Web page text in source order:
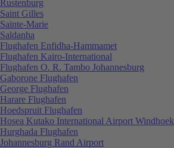
Rustenburg
Saint Gilles
Sainte-Marie
Saldanha
Flughafen Enfidha-Hammamet
Flughafen Kairo-International
Flughafen O. R. Tambo Johannesburg
Gaborone Flughafen
George Flughafen
Harare Flughafen
Hoedspruit Flughafen
Hosea Kutako International Airport Windhoek
Hurghada Flughafen
Johannesburg Rand Airport